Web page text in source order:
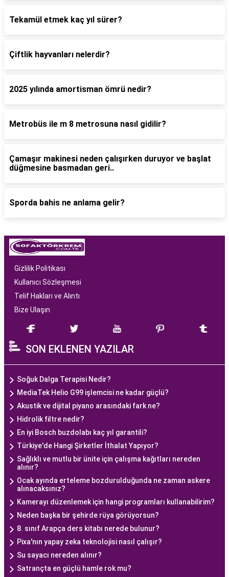
Tekamül etmek kaç yıl sürer?
Çiftlik hayvanları nelerdir?
2025 yılında amortisman ömrü nedir?
Metrobüs ile m 8 metrosuna nasıl gidilir?
Çamaşır makinesi neden çalışırken duruyor ve başlat
düğmesine basmadan geri..
Sporda bahis ne anlama gelir?
Gizlilik Politikası
Kullanıcı Sözleşmesi
Telif Hakları ve Alıntı
Bize Ulaşın
SON EKLENEN YAZILAR
Soğuk Dalga Terapisi Nedir?
MediaTek Helio G99 işlemcisi ne kadar güçlü?
Akustik ve dijital piyano arasındaki fark ne?
Hidrolik filtre nedir?
En iyi Bosch buzdolabı kaç yıl garantili?
Türkiye'de Hangi Şirketler İthalat Yapıyor?
Sağlıklı ve mutlu bir ünite için çalışma kağıtları nereden
alınır?
Ocak ayında erteleme bozdurulduğunda ne zaman askere
alınacaksınız?
Kamerayı düzenlemek için hangi programları kullanabilirim?
Neden başka bir şehirde rüya görüyorsun?
8. sınıf Arapça ders kitabı nerede bulunur?
Pixa'nın yapay zeka teknolojisi nasıl çalışır?
Su sayacı nereden alınır?
Satrançta en güçlü hamle rok mu?